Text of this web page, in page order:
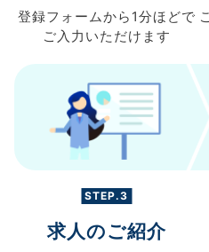
登録フォームから 1分ほどで
ご入力 いただけます
STEP.3
求人のご紹介